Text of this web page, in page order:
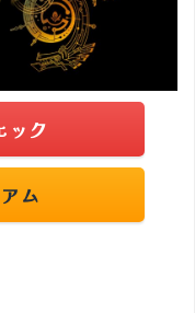
ック
ム